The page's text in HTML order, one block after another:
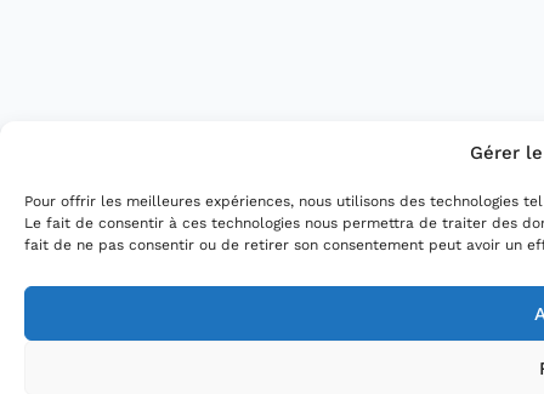
Gérer
Pour offrir les meilleures expériences, nous utilisons des technologies
Le fait de consentir à ces technologies nous permettra de traiter des
fait de ne pas consentir ou de retirer son consentement peut avoir un